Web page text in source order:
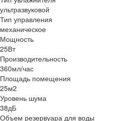
ультразвуковой
Тип управления
механическое
Мощность
25Вт
Производительность
360мл/час
Площадь помещения
25м2
Уровень шума
38дБ
Объем резервуара для воды